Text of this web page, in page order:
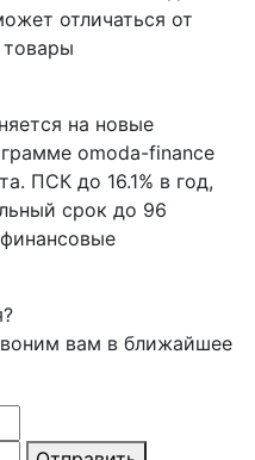
отличаться от
на новые
omoda-finance
ПСК до 16.1% в год,
срок до 96
вам в ближайшее